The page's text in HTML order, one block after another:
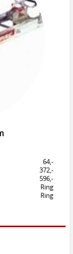
64,-
372,-
596,-
Ring
Ring